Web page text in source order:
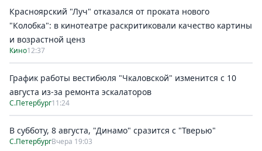
Красноярский "Луч" отказался от проката нового
"Колобка": в кинотеатре раскритиковали качество картины
и возрастной ценз
Кино12:37
График работы вестибюля "Чкаловской" изменится с 10
августа из-за ремонта эскалаторов
С.Петербург11:24
В субботу, 8 августа, "Динамо" сразится с "Тверью"
С.ПетербургВчера 19:03